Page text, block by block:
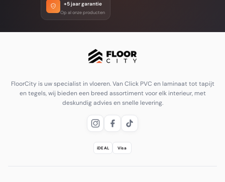
+5 jaar garantie
Op al onze producten
FloorCity is uw specialist in vloeren. Van Click PVC en laminaat tot tapijt
en tegels, wij bieden een breed assortiment voor elk interieur, met
deskundig advies en snelle levering.
iDEAL Visa